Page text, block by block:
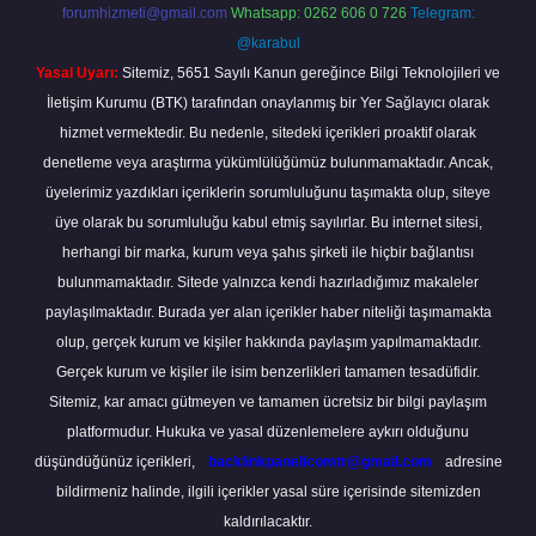
forumhizmeti@gmail.com Whatsapp: 0262 606 0 726 Telegram:
@karabul
Yasal Uyarı: Sitemiz, 5651 Sayılı Kanun gereğince Bilgi Teknolojileri ve
İletişim Kurumu (BTK) tarafından onaylanmış bir Yer Sağlayıcı olarak
hizmet vermektedir. Bu nedenle, sitedeki içerikleri proaktif olarak
denetleme veya araştırma yükümlülüğümüz bulunmamaktadır. Ancak,
üyelerimiz yazdıkları içeriklerin sorumluluğunu taşımakta olup, siteye
üye olarak bu sorumluluğu kabul etmiş sayılırlar. Bu internet sitesi,
herhangi bir marka, kurum veya şahıs şirketi ile hiçbir bağlantısı
bulunmamaktadır. Sitede yalnızca kendi hazırladığımız makaleler
paylaşılmaktadır. Burada yer alan içerikler haber niteliği taşımamakta
olup, gerçek kurum ve kişiler hakkında paylaşım yapılmamaktadır.
Gerçek kurum ve kişiler ile isim benzerlikleri tamamen tesadüfidir.
Sitemiz, kar amacı gütmeyen ve tamamen ücretsiz bir bilgi paylaşım
platformudur. Hukuka ve yasal düzenlemelere aykırı olduğunu
düşündüğünüz içerikleri,
backlinkpanelicomtr@gmail.com
adresine
bildirmeniz halinde, ilgili içerikler yasal süre içerisinde sitemizden
kaldırılacaktır.